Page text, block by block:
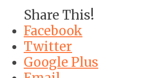
Share This!
Facebook
Twitter
Google Plus